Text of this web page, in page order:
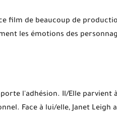
film de beaucoup de
les émotions des
l'adhésion. Il/Elle parvient à
Face à lui/elle,Janet Leigh